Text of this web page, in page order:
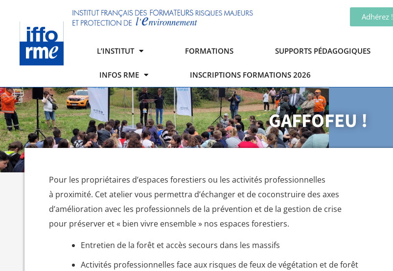
Adhérez !
L’INSTITUT FORMATIONS SUPPORTS PÉDAGOGIQUES
INFOS RME INSCRIPTIONS FORMATIONS 2026
GAFFOFEU !
Pour les propriétaires d’espaces forestiers ou les activités professionnelles
à proximité. Cet atelier vous permettra d’échanger et de coconstruire des axes
d’amélioration avec les professionnels de la prévention et de la gestion de crise
pour préserver et « bien vivre ensemble » nos espaces forestiers.
Entretien de la forêt et accès secours dans les massifs
Activités professionnelles face aux risques de feux de végétation et de forêt